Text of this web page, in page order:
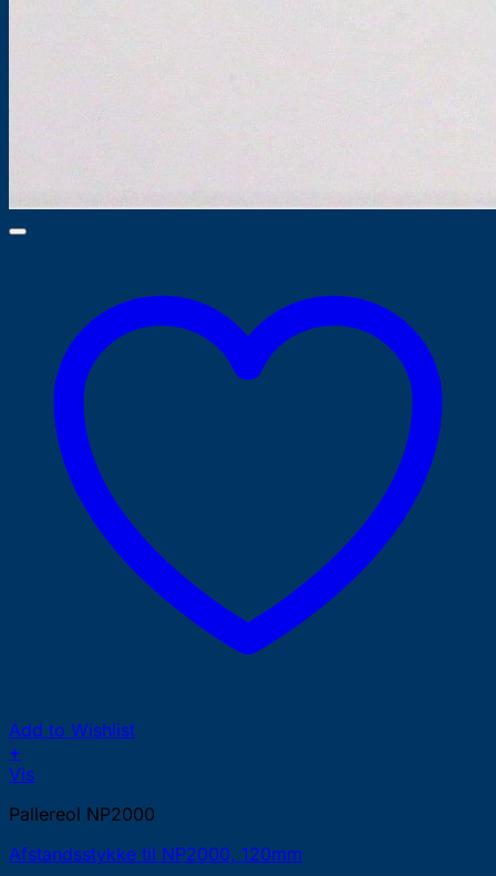
Add to Wishlist
+
Vis
Pallereol NP2000
Afstandsstykke til NP2000, 120mm